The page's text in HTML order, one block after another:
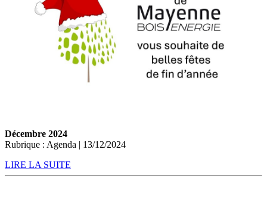
Décembre 2024
Rubrique : Agenda | 13/12/2024
LIRE LA SUITE